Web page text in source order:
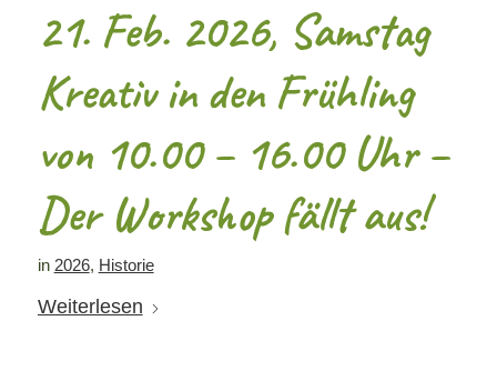
21. Feb. 2026, Samstag
Kreativ in den Frühling
von 10.00 – 16.00 Uhr –
Der Workshop fällt aus!
in 2026, Historie
Weiterlesen